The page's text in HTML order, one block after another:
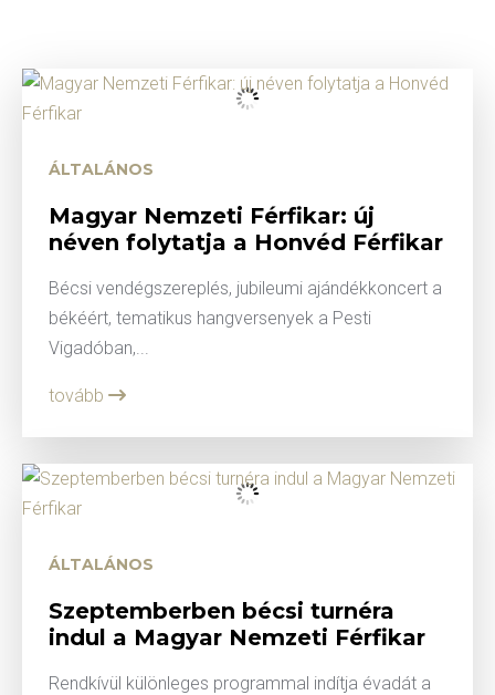
ÁLTALÁNOS
Magyar Nemzeti Férfikar: új
néven folytatja a Honvéd Férfikar
Bécsi vendégszereplés, jubileumi ajándékkoncert a
békéért, tematikus hangversenyek a Pesti
Vigadóban,...
tovább
ÁLTALÁNOS
Szeptemberben bécsi turnéra
indul a Magyar Nemzeti Férfikar
Rendkívül különleges programmal indítja évadát a